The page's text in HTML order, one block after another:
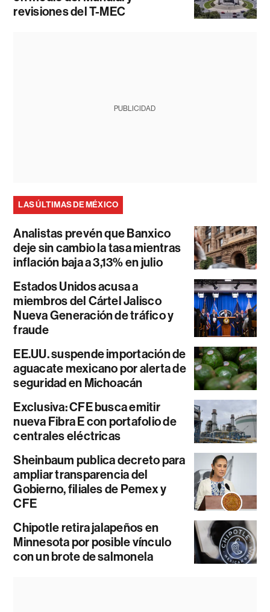
revisiones del T-MEC
PUBLICIDAD
LAS ÚLTIMAS DE MÉXICO
Analistas prevén que Banxico
deje sin cambio la tasa mientras
inflación baja a 3,13% en julio
Estados Unidos acusa a
miembros del Cártel Jalisco
Nueva Generación de tráfico y
fraude
EE.UU. suspende importación de
aguacate mexicano por alerta de
seguridad en Michoacán
Exclusiva: CFE busca emitir
nueva Fibra E con portafolio de
centrales eléctricas
Sheinbaum publica decreto para
ampliar transparencia del
Gobierno, filiales de Pemex y
CFE
Chipotle retira jalapeños en
Minnesota por posible vínculo
con un brote de salmonela